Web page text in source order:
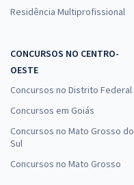
Residência Multiprofissional
CONCURSOS NO CENTRO-
OESTE
Concursos no Distrito Federal
Concursos em Goiás
Concursos no Mato Grosso do
Sul
Concursos no Mato Grosso